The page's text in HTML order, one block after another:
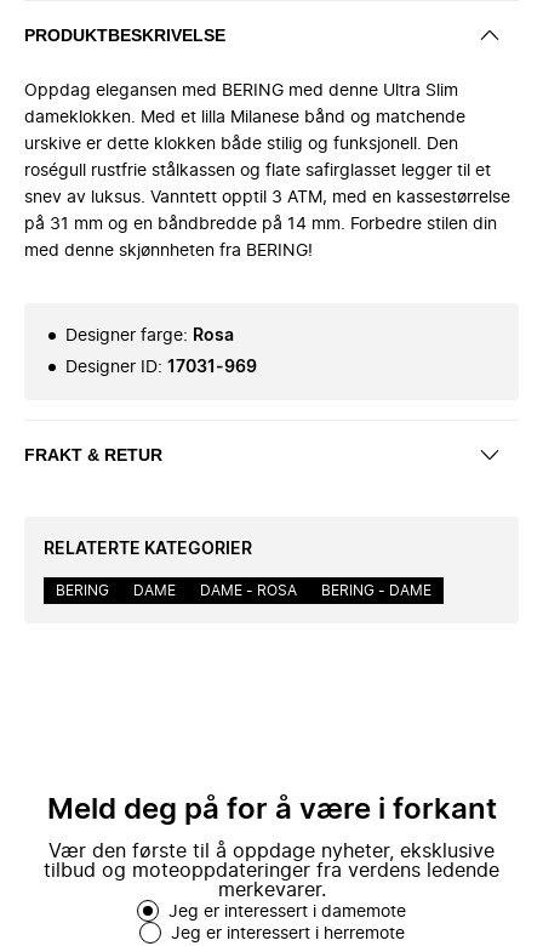
PRODUKTBESKRIVELSE
Oppdag elegansen med BERING med denne Ultra Slim
dameklokken. Med et lilla Milanese bånd og matchende
urskive er dette klokken både stilig og funksjonell. Den
roségull rustfrie stålkassen og flate safirglasset legger til et
snev av luksus. Vanntett opptil 3 ATM, med en kassestørrelse
på 31 mm og en båndbredde på 14 mm. Forbedre stilen din
med denne skjønnheten fra BERING!
Designer farge: Rosa
Designer ID: 17031-969
FRAKT & RETUR
RELATERTE KATEGORIER
BERING DAME DAME - ROSA BERING - DAME
Meld deg på for å være i forkant
Vær den første til å oppdage nyheter, eksklusive
tilbud og moteoppdateringer fra verdens ledende
merkevarer.
Jeg er interessert i damemote
Jeg er interessert i herremote